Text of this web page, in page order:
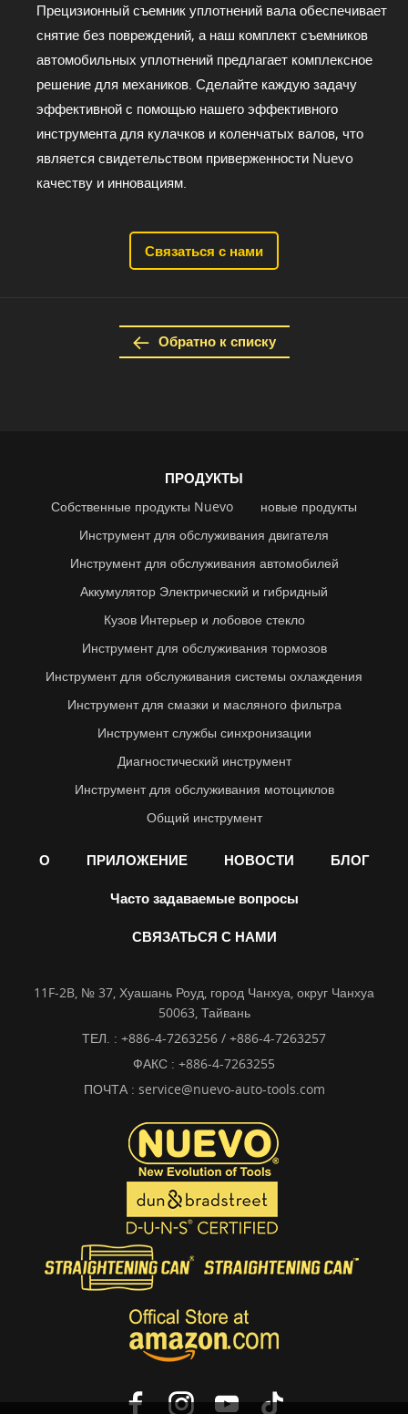
Прецизионный съемник уплотнений вала обеспечивает
снятие без повреждений, а наш комплект съемников
автомобильных уплотнений предлагает комплексное
решение для механиков. Сделайте каждую задачу
эффективной с помощью нашего эффективного
инструмента для кулачков и коленчатых валов, что
является свидетельством приверженности Nuevo
качеству и инновациям.
Связаться с нами
Обратно к списку
ПРОДУКТЫ
Собственные продукты Nuevo
новые продукты
Инструмент для обслуживания двигателя
Инструмент для обслуживания автомобилей
Аккумулятор Электрический и гибридный
Кузов Интерьер и лобовое стекло
Инструмент для обслуживания тормозов
Инструмент для обслуживания системы охлаждения
Инструмент для смазки и масляного фильтра
Инструмент службы синхронизации
Диагностический инструмент
Инструмент для обслуживания мотоциклов
Общий инструмент
О ПРИЛОЖЕНИЕ НОВОСТИ БЛОГ
Часто задаваемые вопросы
СВЯЗАТЬСЯ С НАМИ
11F-2B, № 37, Хуашань Роуд, город Чанхуа, округ Чанхуа
50063, Тайвань
ТЕЛ. : +886-4-7263256 / +886-4-7263257
ФАКС : +886-4-7263255
ПОЧТА : service@nuevo-auto-tools.com